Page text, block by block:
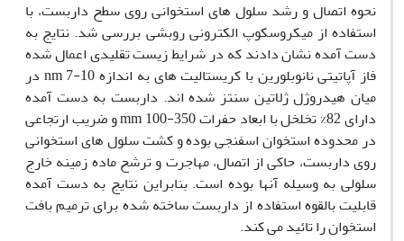
نحوه اتصال و رشد سلول های استخوانی روی سطح داربست، با
استفاده از میکروسکوپ الکترونی روبشی بررسی شد. نتایج به
دست آمده نشان دادند که در شرایط زیست تقلیدی اعمال شده
فاز آپاتیتی نانوبلورین با کریستالیت های به اندازه 10-7 nm در
میان هیدروژل ژلاتین سنتز شده اند. داربست به دست آمده
دارای 82% تخلخل با ابعاد حفرات 350-100 mm و ضریب ارتجاعی
در محدوده استخوان اسفنجی بوده و کشت سلول های استخوانی
روی داربست، حاکی از اتصال، مهاجرت و ترشح ماده زمینه خارج
سلولی به وسیله آنها بوده است. بنابراین نتایج به دست آمده
قابلیت بالقوه استفاده از داربست ساخته شده برای ترمیم بافت
استخوان را تائید می کند.